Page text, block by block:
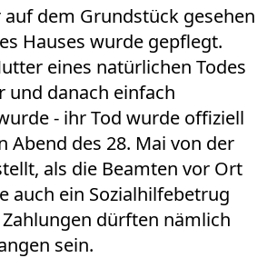
dem Grundstück gesehen
Hauses wurde gepflegt.
eines natürlichen Todes
und danach einfach
- ihr Tod wurde offiziell
Abend des 28. Mai von der
als die Beamten vor Ort
auch ein Sozialhilfebetrug
dürften nämlich
sein.